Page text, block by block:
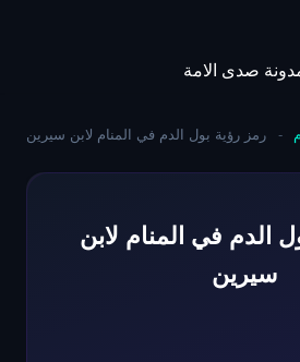
content
صدى الامة
- رمز رؤية بول الدم في المنام لابن سيرين
الدم في المنام لابن
سيرين